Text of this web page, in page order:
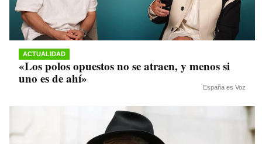
ACTUALIDAD
«Los polos opuestos no se atraen, y menos si
uno es de ahí»
España es Voz